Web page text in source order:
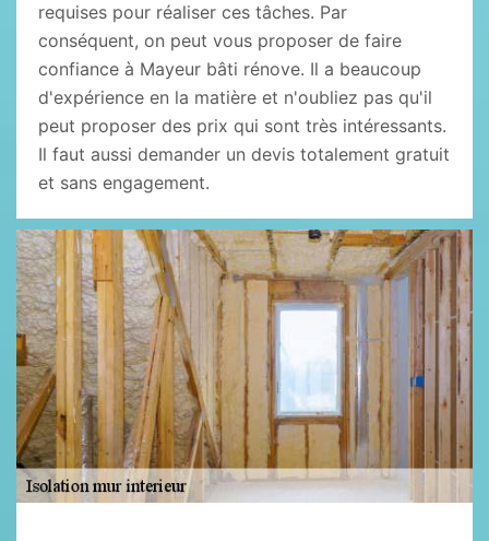
requises pour réaliser ces tâches. Par
conséquent, on peut vous proposer de faire
confiance à Mayeur bâti rénove. Il a beaucoup
d'expérience en la matière et n'oubliez pas qu'il
peut proposer des prix qui sont très intéressants.
Il faut aussi demander un devis totalement gratuit
et sans engagement.